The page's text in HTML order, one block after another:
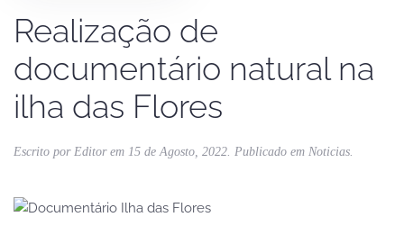
Realização de
documentário natural na
ilha das Flores
Escrito por Editorem 15 de Agosto, 2022. Publicado em Noticias.